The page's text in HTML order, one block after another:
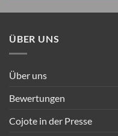
ÜBER UNS
Über uns
Bewertungen
Cojote in der Presse